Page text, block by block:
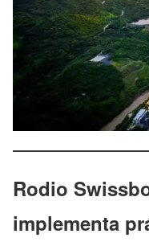
Rodio
implementa